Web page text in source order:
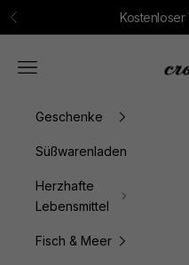
Zum Inhalt springen
Zurück
à
Menü
Geschenke
Süßwarenladen
Herzhafte
Lebensmittel
Fisch & Meer